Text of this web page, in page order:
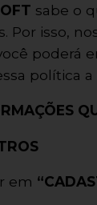
sabe o
Por isso,
poderá
política
em